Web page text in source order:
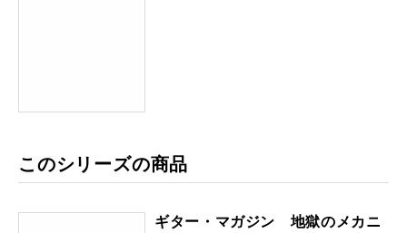
このシリーズの商品
ギター・マガジン 地獄のメカニ